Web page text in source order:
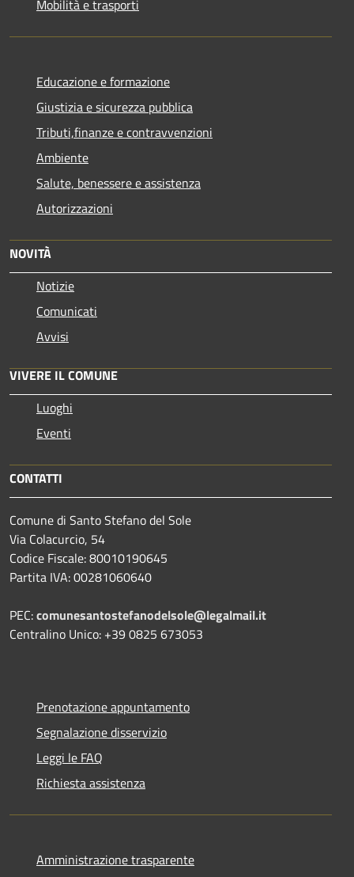
Mobilità e trasporti
Educazione e formazione
Giustizia e sicurezza pubblica
Tributi,finanze e contravvenzioni
Ambiente
Salute, benessere e assistenza
Autorizzazioni
NOVITÀ
Notizie
Comunicati
Avvisi
VIVERE IL COMUNE
Luoghi
Eventi
CONTATTI
Comune di Santo Stefano del Sole
Via Colacurcio, 54
Codice Fiscale: 80010190645
Partita IVA: 00281060640
PEC:comunesantostefanodelsole@legalmail.it
Centralino Unico: +39 0825 673053
Prenotazione appuntamento
Segnalazione disservizio
Leggi le FAQ
Richiesta assistenza
Amministrazione trasparente